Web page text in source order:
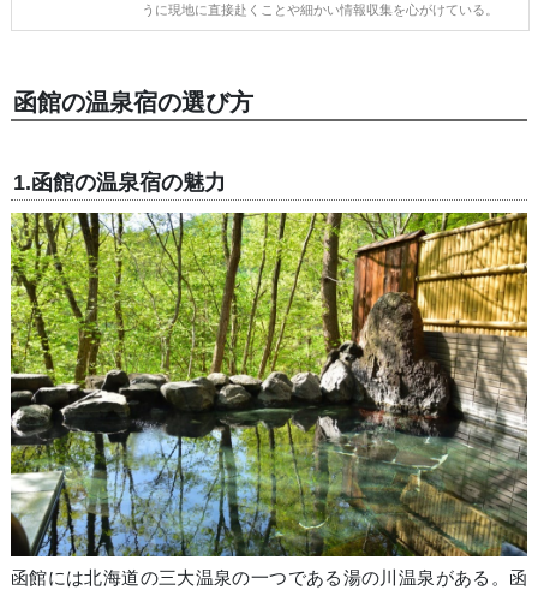
うに現地に直接赴くことや細かい情報収集を心がけている。
函館の温泉宿の選び方
1.函館の温泉宿の魅力
函館には北海道の三大温泉の一つである湯の川温泉がある。函